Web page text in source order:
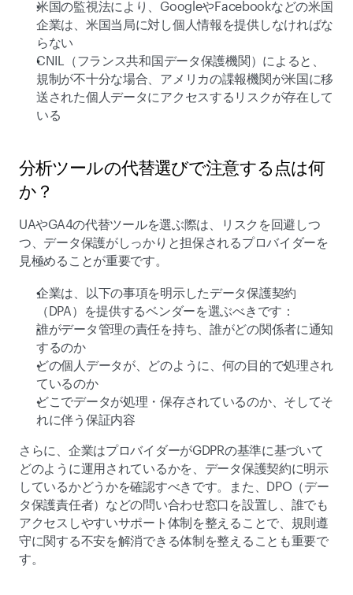
米国の監視法により、GoogleやFacebookなどの米国
企業は、米国当局に対し個人情報を提供しなければな
らない
CNIL（フランス共和国データ保護機関）によると、
規制が不十分な場合、アメリカの諜報機関が米国に移
送された個人データにアクセスするリスクが存在して
いる
分析ツールの代替選びで注意する点は何
か？
UAやGA4の代替ツールを選ぶ際は、リスクを回避しつ
つ、データ保護がしっかりと担保されるプロバイダーを
見極めることが重要です。
企業は、以下の事項を明示したデータ保護契約
（DPA）を提供するベンダーを選ぶべきです：
誰がデータ管理の責任を持ち、誰がどの関係者に通知
するのか
どの個人データが、どのように、何の目的で処理され
ているのか
どこでデータが処理・保存されているのか、そしてそ
れに伴う保証内容
さらに、企業はプロバイダーがGDPRの基準に基づいて
どのように運用されているかを、データ保護契約に明示
しているかどうかを確認すべきです。また、DPO（デー
タ保護責任者）などの問い合わせ窓口を設置し、誰でも
アクセスしやすいサポート体制を整えることで、規則遵
守に関する不安を解消できる体制を整えることも重要で
す。